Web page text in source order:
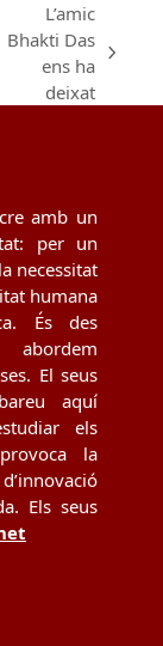
L’amic
Bhakti Das
ens ha
deixat
amb un
per un
necessitat
humana
És des
El seus
aquí
els
la
Els seus